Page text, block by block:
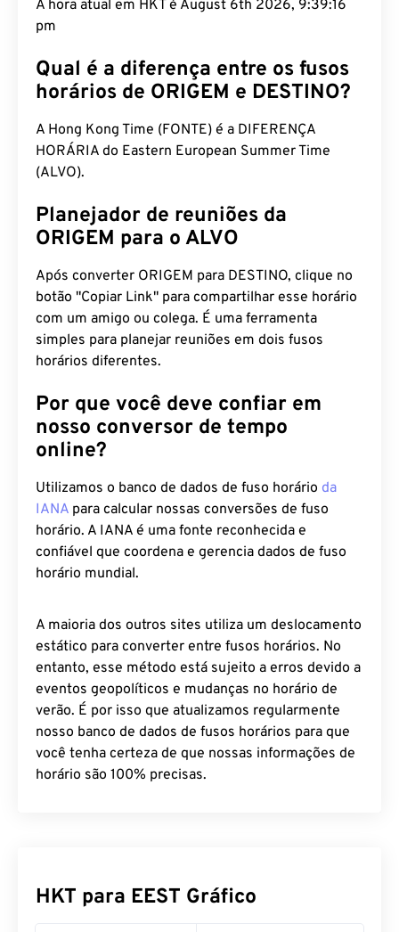
A hora atual em HKT é August 6th 2026, 9:39:17
pm
Qual é a diferença entre os fusos
horários de ORIGEM e DESTINO?
A Hong Kong Time (FONTE) é a DIFERENÇA
HORÁRIA do Eastern European Summer Time
(ALVO).
Planejador de reuniões da
ORIGEM para o ALVO
Após converter ORIGEM para DESTINO, clique no
botão "Copiar Link" para compartilhar esse horário
com um amigo ou colega. É uma ferramenta
simples para planejar reuniões em dois fusos
horários diferentes.
Por que você deve confiar em
nosso conversor de tempo
online?
Utilizamos o banco de dados de fuso horário da
IANA para calcular nossas conversões de fuso
horário. A IANA é uma fonte reconhecida e
confiável que coordena e gerencia dados de fuso
horário mundial.
A maioria dos outros sites utiliza um deslocamento
estático para converter entre fusos horários. No
entanto, esse método está sujeito a erros devido a
eventos geopolíticos e mudanças no horário de
verão. É por isso que atualizamos regularmente
nosso banco de dados de fusos horários para que
você tenha certeza de que nossas informações de
horário são 100% precisas.
HKT para EEST Gráfico